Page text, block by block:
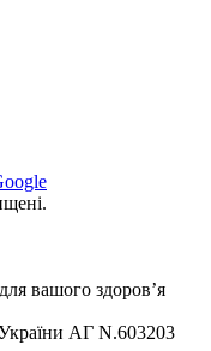
вашого здоров’я
АГ N.603203